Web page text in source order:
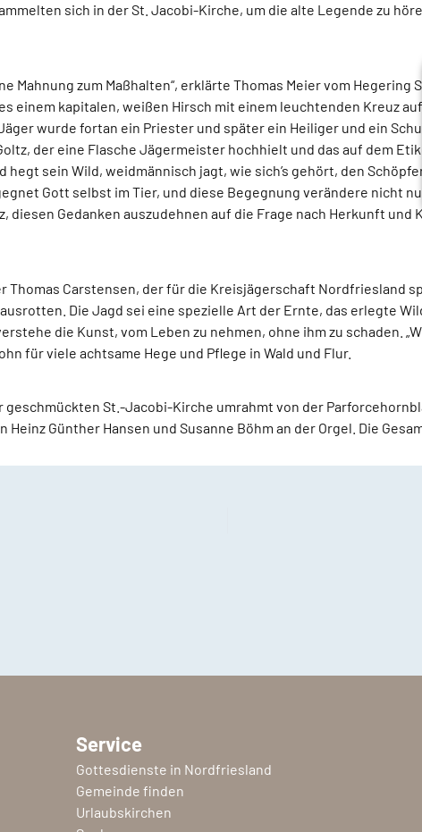
sich in der St. Jacobi-Kirche, um die alte Legende zu
Mahnung zum Maßhalten“, erklärte Thomas Meier vom Hegering
einem kapitalen, weißen Hirsch mit einem leuchtenden Kreuz
wurde fortan ein Priester und später ein Heiliger und ein
der eine Flasche Jägermeister hochhielt und das auf dem
sein Wild, weidmännisch jagt, wie sich’s gehört, den
Gott selbst im Tier, und diese Begegnung verändere nicht
diesen Gedanken auszudehnen auf die Frage nach Herkunft
Thomas Carstensen, der für die Kreisjägerschaft Nordfriesland
Die Jagd sei eine spezielle Art der Ernte, das erlegte
die Kunst, vom Leben zu nehmen, ohne ihm zu schaden.
für viele achtsame Hege und Pflege in Wald und Flur.
St.-Jacobi-Kirche umrahmt von der
Günther Hansen und Susanne Böhm an der Orgel. Die
Service
Gottesdienste in Nordfriesland
Gemeinde finden
Urlaubskirchen